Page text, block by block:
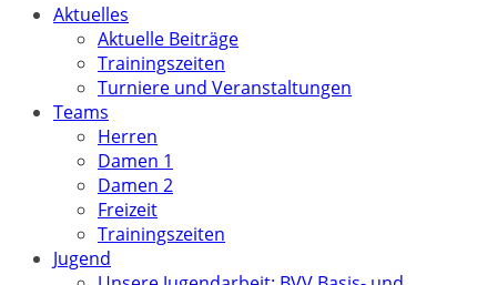
Aktuelles
Aktuelle Beiträge
Trainingszeiten
Turniere und Veranstaltungen
Teams
Herren
Damen 1
Damen 2
Freizeit
Trainingszeiten
Jugend